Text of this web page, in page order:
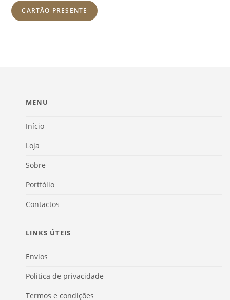
CARTÃO PRESENTE
MENU
Início
Loja
Sobre
Portfólio
Contactos
LINKS ÚTEIS
Envios
Politica de privacidade
Termos e condições